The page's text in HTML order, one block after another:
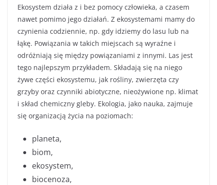
Ekosystem działa z i bez pomocy człowieka, a czasem
nawet pomimo jego działań. Z ekosystemami mamy do
czynienia codziennie, np. gdy idziemy do lasu lub na
łąkę. Powiązania w takich miejscach są wyraźne i
odróżniają się między powiązaniami z innymi. Las jest
tego najlepszym przykładem. Składają się na niego
żywe części ekosystemu, jak rośliny, zwierzęta czy
grzyby oraz czynniki abiotyczne, nieożywione np. klimat
i skład chemiczny gleby. Ekologia, jako nauka, zajmuje
się organizacją życia na poziomach:
planeta,
biom,
ekosystem,
biocenoza,